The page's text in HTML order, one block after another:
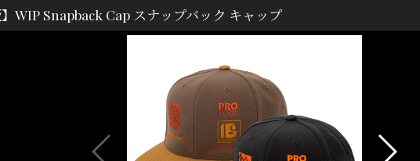
WIP Snapback Cap スナップバック キャップ